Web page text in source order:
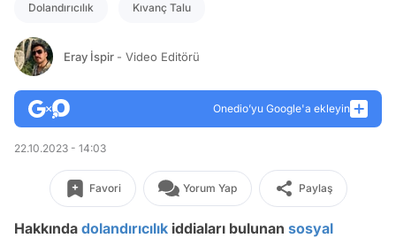
Dolandırıcılık Kıvanç Talu
Eray İspir - Video Editörü
Onedio’yu Google'a ekleyin
22.10.2023 - 14:03
Favori Yorum Yap Paylaş
Hakkında dolandırıcılık iddiaları bulunan sosyal